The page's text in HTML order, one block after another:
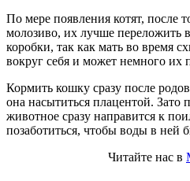
По мере появления котят, после
молозиво, их лучше переложить
коробки, так как мать во время
вокруг себя и может немного их
Кормить кошку сразу после
она насытиться плацентой. Зато
животное сразу направится к
позаботиться, чтобы воды в ней
Читайте нас в